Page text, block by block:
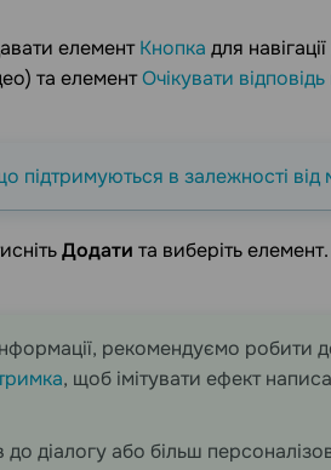
елементКнопка для
та елементОчікувати
підтримуються в залежності
Додати та виберіть
рекомендуємо робити
, щоб імітувати ефект
діалогу або більш